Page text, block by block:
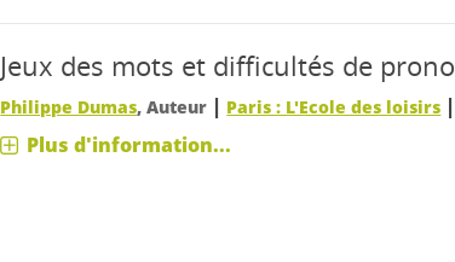
Jeux des mots et difficultés de
Philippe Dumas, Auteur | Paris : L'Ecole des loisirs
Plus d'information...